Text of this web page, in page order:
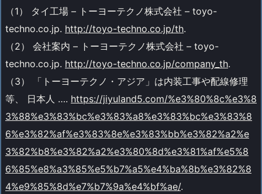
（1） タイ工場 – トーヨーテクノ株式会社 – toyo-
techno.co.jp. http://toyo-techno.co.jp/th.
（2） 会社案内 – トーヨーテクノ株式会社 – toyo-
techno.co.jp. http://toyo-techno.co.jp/company_th.
（3） 「トーヨーテクノ・アジア」は内装工事や配線修理
等、 日本人 …. https://jiyuland5.com/%e3%80%8c%e3%8
3%88%e3%83%bc%e3%83%a8%e3%83%bc%e3%83%8
6%e3%82%af%e3%83%8e%e3%83%bb%e3%82%a2%e
3%82%b8%e3%82%a2%e3%80%8d%e3%81%af%e5%8
6%85%e8%a3%85%e5%b7%a5%e4%ba%8b%e3%82%8
4%e9%85%8d%e7%b7%9a%e4%bf%ae/.